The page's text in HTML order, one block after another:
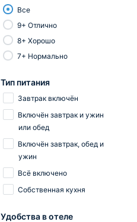
Все
9+ Отлично
8+ Хорошо
7+ Нормально
Тип питания
Завтрак включён
Включён завтрак и ужин
или обед
Включён завтрак, обед и
ужин
Всё включено
Собственная кухня
Удобства в отеле